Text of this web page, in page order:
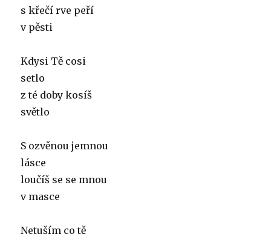
s křečí rve peří
v pěsti
Kdysi Tě cosi
setlo
z té doby kosíš
světlo
S ozvěnou jemnou
lásce
loučíš se se mnou
v masce
Netuším co tě